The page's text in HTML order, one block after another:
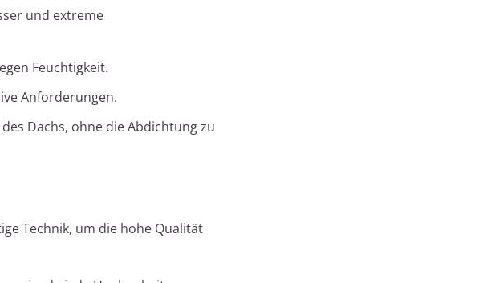
und extreme
Feuchtigkeit.
Anforderungen.
Dachs, ohne die Abdichtung zu
Technik, um die hohe Qualität